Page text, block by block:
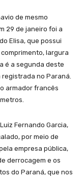
de mesmo
29 de janeiro foi a
Elisa, que possui
largura
é a segunda deste
no Paraná.
armador francês
Fernando Garcia,
por meio de
empresa pública,
derrocagem e os
do Paraná, que nos